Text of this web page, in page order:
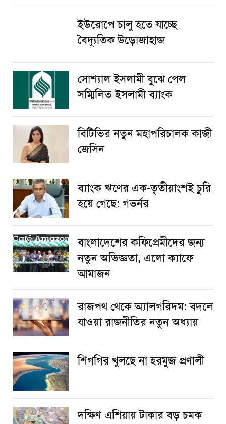
ইউরোপে চালু হতে যাচ্ছে
বৈদ্যুতিক উড়োজাহাজ
সোশ্যাল ইসলামী বুঝে পেল
সম্মিলিত ইসলামী ব্যাংক
বিটিভির নতুন মহাপরিচালক কাজী
জেসিন
ব্যাংক ঋণের এক-তৃতীয়াংশই চুরি
হয়ে গেছে: গভর্নর
বাংলাদেশের কফিপ্রেমীদের জন্য
নতুন অভিজ্ঞতা, এলো ক্যাফে
আমাজন
রাজপথ থেকে অ্যালগরিদম: বদলে
যাওয়া রাজনীতির নতুন অধ্যায়
শিগগির খুলছে না হরমুজ প্রণালী
দক্ষিণ এশিয়ায় টাকার বড় চমক